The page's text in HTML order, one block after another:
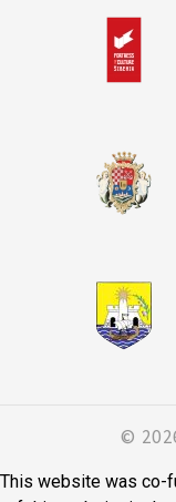
©
This website was co-